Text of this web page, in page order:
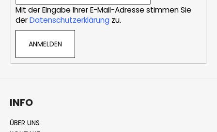
Mit der Eingabe Ihrer E-Mail-Adresse stimmen Sie
derDatenschutzerklärungzu.
ANMELDEN
INFO
ÜBER UNS